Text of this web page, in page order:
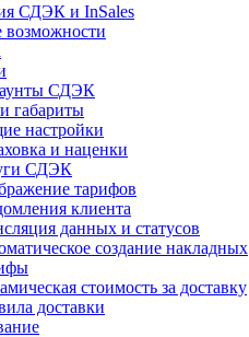
СДЭК и InSales
СДЭК
габариты
настройки
и наценки
СДЭК
тарифов
клиента
данных и статусов
создание накладных
стоимость за доставку
доставки